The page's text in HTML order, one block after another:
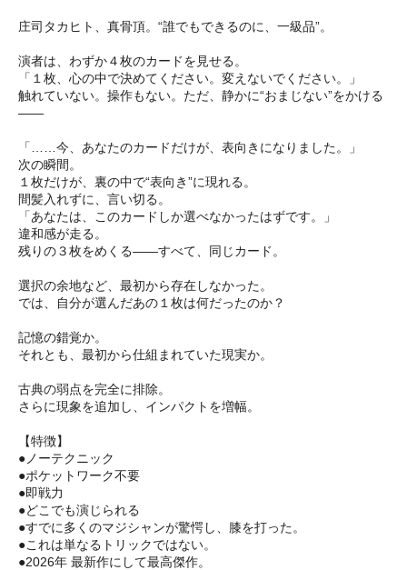
庄司タカヒト、真骨頂。“誰でもできるのに、一級品”。
演者は、わずか４枚のカードを見せる。
「１枚、心の中で決めてください。変えないでください。」
触れていない。操作もない。ただ、静かに“おまじない”をかける
――
「……今、あなたのカードだけが、表向きになりました。」
次の瞬間。
１枚だけが、裏の中で“表向き”に現れる。
間髪入れずに、言い切る。
「あなたは、このカードしか選べなかったはずです。」
違和感が走る。
残りの３枚をめくる――すべて、同じカード。
選択の余地など、最初から存在しなかった。
では、自分が選んだあの１枚は何だったのか？
記憶の錯覚か。
それとも、最初から仕組まれていた現実か。
古典の弱点を完全に排除。
さらに現象を追加し、インパクトを増幅。
【特徴】
●ノーテクニック
●ポケットワーク不要
●即戦力
●どこでも演じられる
●すでに多くのマジシャンが驚愕し、膝を打った。
●これは単なるトリックではない。
●2026年 最新作にして最高傑作。